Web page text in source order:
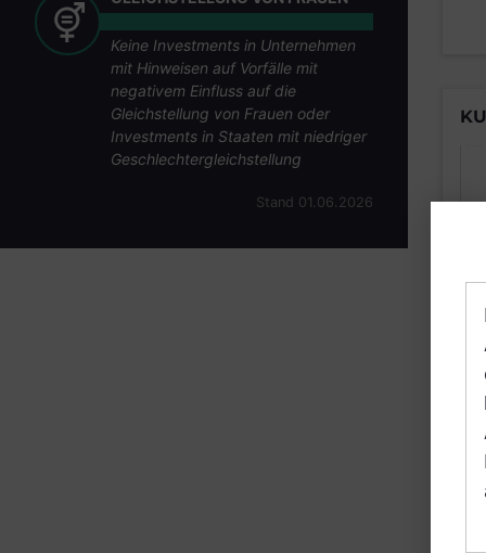
Keine Investments in Unternehmen
mit Hinweisen auf Vorfälle mit
negativem Einfluss auf die
Gleichstellung von Frauen oder
Investments in Staaten mit niedriger
Geschlechtergleichstellung
Stand 01.06.2026